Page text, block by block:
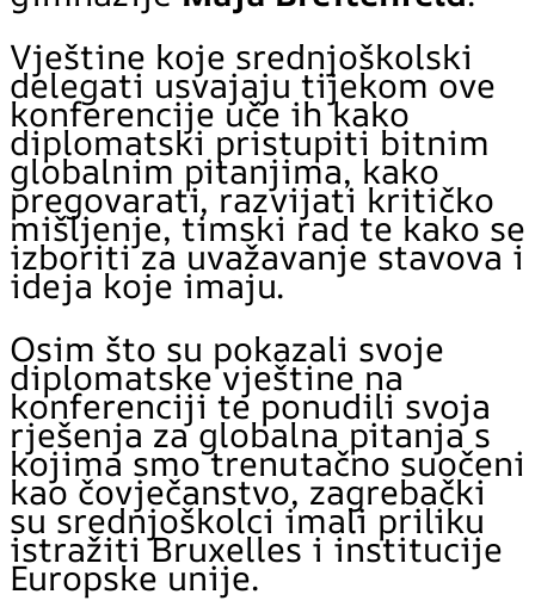
Vještine koje srednjoškolski
delegati usvajaju tijekom ove
konferencije uče ih kako
diplomatski pristupiti bitnim
globalnim pitanjima, kako
pregovarati, razvijati kritičko
mišljenje, timski rad te kako se
izboriti za uvažavanje stavova i
ideja koje imaju.
Osim što su pokazali svoje
diplomatske vještine na
konferenciji te ponudili svoja
rješenja za globalna pitanja s
kojima smo trenutačno suočeni
kao čovječanstvo, zagrebački
su srednjoškolci imali priliku
istražiti Bruxelles i institucije
Europske unije.